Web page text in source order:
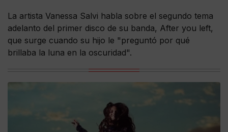
La artista Vanessa Salvi habla sobre el segundo tema
adelanto del primer disco de su banda, After you left,
que surge cuando su hijo le "preguntó por qué
brillaba la luna en la oscuridad".